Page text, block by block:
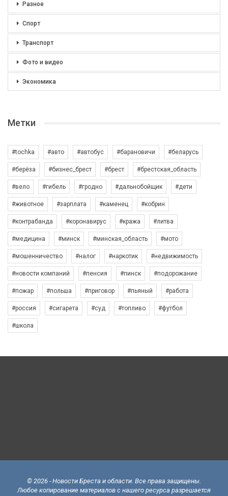
Разное
Спорт
Транспорт
Фото и видео
Экономика
Метки
#tochka #авто #автобус #барановичи #беларусь
#берёза #бизнес_брест #брест #брестская_область
#вело #гибель #гродно #дальнобойщик #дети
#животное #зарплата #каменец #кобрин
#контрабанда #коронавирус #кража #литва
#медицина #минск #минская_область #мото
#мошенничество #налог #наркотик #недвижимость
#новости компаний #пенсия #пинск #подорожание
#пожар #польша #приговор #пьяный #работа
#россия #сигарета #суд #топливо #футбол
#школа
© 2026 - Новости Бреста и области. Все права защищены.
Любое копирование материалов с нашего ресурса разрешается